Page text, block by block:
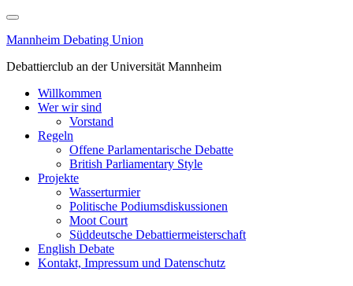
Skip
content
Mannheim Debating Union
Debattierclub an der Universität Mannheim
Willkommen
Wer wir sind
Vorstand
Regeln
Offene Parlamentarische Debatte
British Parliamentary Style
Projekte
Wasserturmier
Politische Podiumsdiskussionen
Moot Court
Süddeutsche Debattiermeisterschaft
English Debate
Kontakt, Impressum und Datenschutz